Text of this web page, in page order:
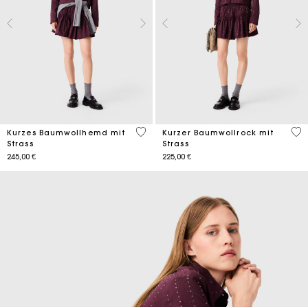
Kurzes Baumwollhemd mit
Strass
245,00 €
3,2 out of 5 Customer Rating
Kurzer Baumwollrock mit
Strass
225,00 €
5